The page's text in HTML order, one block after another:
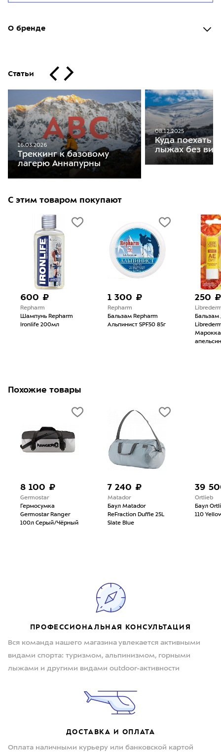
О бренде
Статьи
16.03.2026
Треккинг к базовому
лагерю Аннапурны
08.12.2025
Куда поехать
лыжах без
С этим товаром покупают
600 ₽
Repharm
Шампунь Repharm
Ironlife 200мл
1 300 ₽
Repharm
Бальзам Repharm
Альпинист SPF50 85г
250 ₽
Бальзам
апельсин
Похожие товары
8 100 ₽
Germostar
Гермосумка
Germostar Ranger
100л Серый/Чёрный
7 240 ₽
Matador
Баул Matador
ReFraction Duffle 25L
Slate Blue
39
Ortlieb
Баул
110
ПРОФЕССИОНАЛЬНАЯ КОНСУЛЬТАЦИЯ
Вся команда нашего магазина увлекается активными
видами спорта: туризмом, альпинизмом, горными
лыжами и другими видами outdoor-активности
ДОСТАВКА И ОПЛАТА
Оплата наличными курьеру или банковской картой